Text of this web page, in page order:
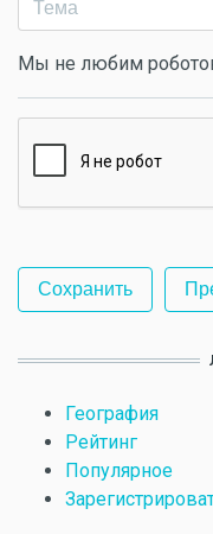
Мы не любим
География
Рейтинг
Популярное